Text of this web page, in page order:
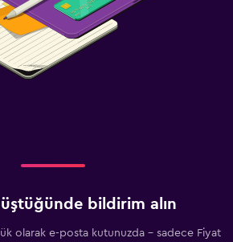
bildirim alın
olarak e-posta kutunuzda - sadece Fiyat